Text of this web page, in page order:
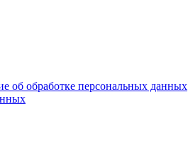
об обработке персональных данных